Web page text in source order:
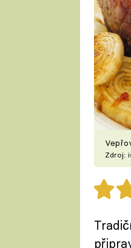
Zdroj: